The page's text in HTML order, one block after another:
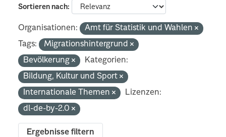
Sortieren nach
Organisationen:
Amt für Statistik und Wahlen
Tags:
Migrationshintergrund
Bevölkerung
Kategorien:
Bildung, Kultur und Sport
Internationale Themen
Lizenzen:
dl-de-by-2.0
Ergebnisse filtern